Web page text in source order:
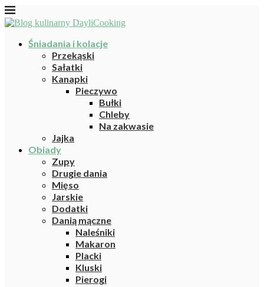
Śniadania i kolacje
Przekąski
Sałatki
Kanapki
Pieczywo
Bułki
Chleby
Na zakwasie
Jajka
Obiady
Zupy
Drugie dania
Mięso
Jarskie
Dodatki
Danią mączne
Naleśniki
Makaron
Placki
Kluski
Pierogi